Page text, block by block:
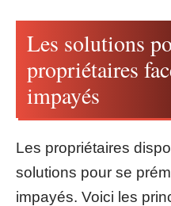
Les solutions
propriétaires
impayés
Les propriétaires
solutions pour se
impayés. Voici les